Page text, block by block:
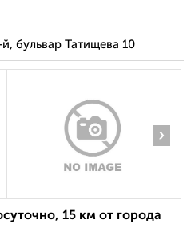
бульвар Татищева 10
›
15 км от города